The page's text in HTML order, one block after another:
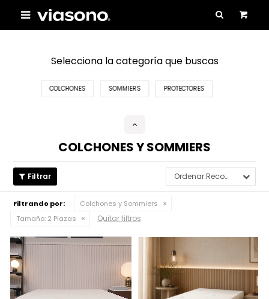

Selecciona la categoría que buscas
COLCHONES SOMMIERS PROTECTORES
COLCHONES Y SOMMIERS
Recomendados
Filtrando por:
Colchones y Sommiers
Tamaño: 2 Plazas Quitar filtros